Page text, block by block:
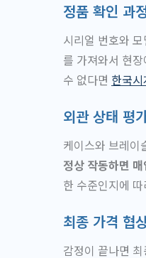
정품 확인 과
시리얼 번호와
를 가져와서 현
수 없다면 한국
외관 상태 평
케이스와 브레이
정상 작동하면
한 수준인지에
최종 가격 협
감정이 끝나면